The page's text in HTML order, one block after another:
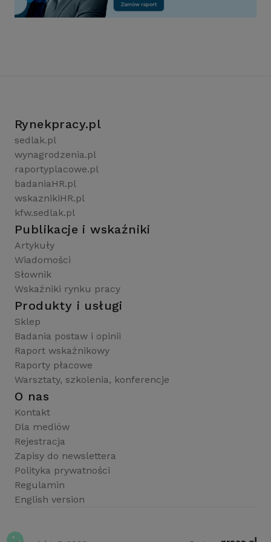
Rynekpracy.pl
sedlak.pl
wynagrodzenia.pl
raportyplacowe.pl
badaniaHR.pl
wskaznikiHR.pl
kfw.sedlak.pl
Publikacje i wskaźniki
Artykuły
Wiadomości
Słownik
Wskaźniki rynku pracy
Produkty i usługi
Sklep
Badania postaw i opinii
Raport wskaźnikowy
Raporty płacowe
Warsztaty, szkolenia, konferencje
O nas
Kontakt
Dla mediów
Rejestracja
Zapisy do newslettera
Polityka prywatności
Regulamin
English version